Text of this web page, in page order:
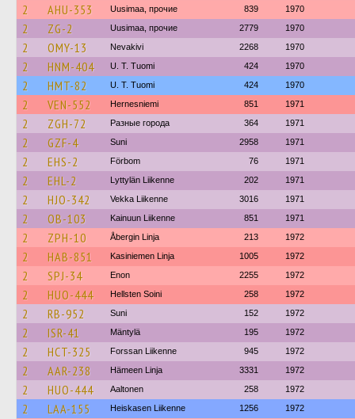
2 AHU-353 Uusimaa, прочие 839 1970
2 ZG-2 Uusimaa, прочие 2779 1970
2 OMY-13 Nevakivi 2268 1970
2 HNM-404 U. T. Tuomi 424 1970
2 HMT-82 U. T. Tuomi 424 1970
2 VEN-552 Hernesniemi 851 1971
2 ZGH-72 Разные города 364 1971
2 GZF-4 Suni 2958 1971
2 EHS-2 Förbom 76 1971
2 EHL-2 Lyttylän Liikenne 202 1971
2 HJO-342 Vekka Liikenne 3016 1971
2 OB-103 Kainuun Liikenne 851 1971
2 ZPH-10 Åbergin Linja 213 1972
2 HAB-851 Kasiniemen Linja 1005 1972
2 SPJ-34 Enon 2255 1972
2 HUO-444 Hellsten Soini 258 1972
2 RB-952 Suni 152 1972
2 ISR-41 Mäntylä 195 1972
2 HCT-325 Forssan Liikenne 945 1972
2 AAR-238 Hämeen Linja 3331 1972
2 HUO-444 Aaltonen 258 1972
2 LAA-155 Heiskasen Liikenne 1256 1972